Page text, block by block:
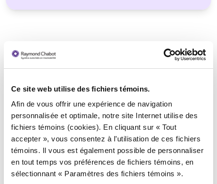
Ce site web utilise des fichiers témoins.
Afin de vous offrir une expérience de navigation
personnalisée et optimale, notre site Internet utilise des
fichiers témoins (cookies). En cliquant sur « Tout
accepter », vous consentez à l’utilisation de ces fichiers
témoins. Il vous est également possible de personnaliser
en tout temps vos préférences de fichiers témoins, en
sélectionnant « Paramètres des fichiers témoins ».
Syndic responsable du dossier